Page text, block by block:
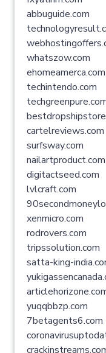
abbuguide.com
whatszow.com
ehomeamerca.com
techintendo.com
cartelreviews.com
surfsway.com
nailartproduct.com
digitactseed.com
lvlcraft.com
xenmicro.com
rodrovers.com
tripssolution.com
satta-king-
yuqqbbzp.com
7betagents6.com